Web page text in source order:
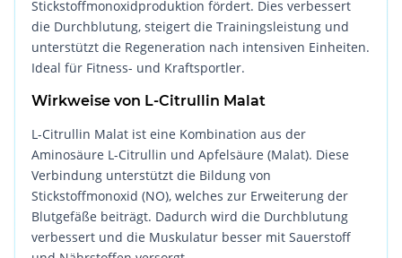
Stickstoffmonoxidproduktion fördert. Dies verbessert
die Durchblutung, steigert die Trainingsleistung und
unterstützt die Regeneration nach intensiven Einheiten.
Ideal für Fitness- und Kraftsportler.
Wirkweise von L-Citrullin Malat
L-Citrullin Malat ist eine Kombination aus der
Aminosäure L-Citrullin und Apfelsäure (Malat). Diese
Verbindung unterstützt die Bildung von
Stickstoffmonoxid (NO), welches zur Erweiterung der
Blutgefäße beiträgt. Dadurch wird die Durchblutung
verbessert und die Muskulatur besser mit Sauerstoff